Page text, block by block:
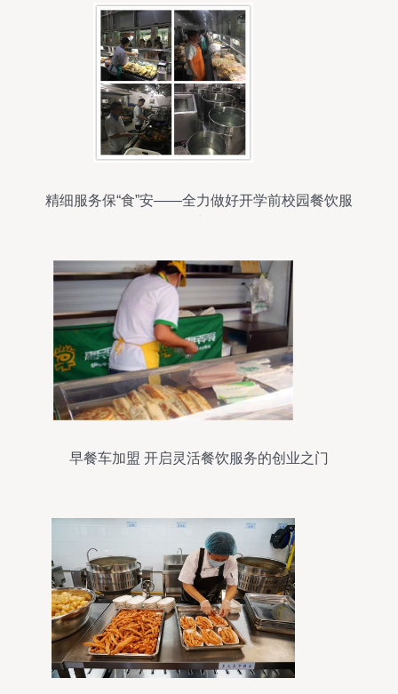
精细服务保“食”安——全力做好开学前校园餐饮服
早餐车加盟 开启灵活餐饮服务的创业之门